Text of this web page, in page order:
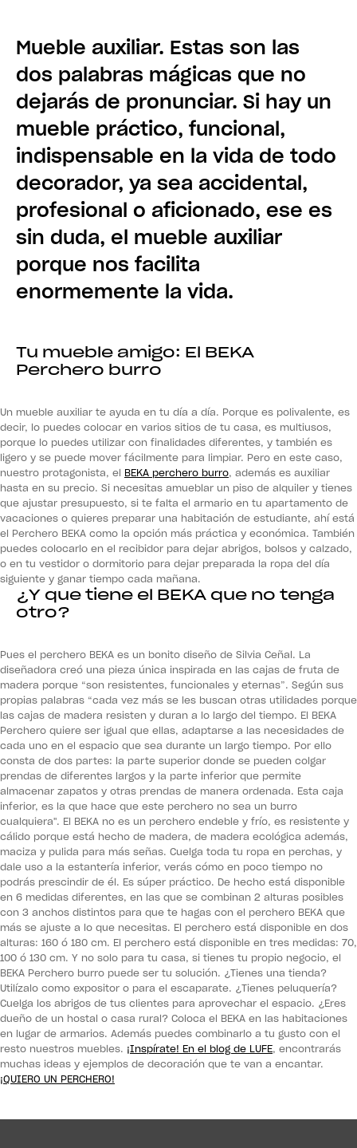
Mueble auxiliar. Estas son las
dos palabras mágicas que no
dejarás de pronunciar. Si hay un
mueble práctico, funcional,
indispensable en la vida de todo
decorador, ya sea accidental,
profesional o aficionado, ese es
sin duda, el mueble auxiliar
porque nos facilita
enormemente la vida.
Tu mueble amigo: El BEKA
Perchero burro
Un mueble auxiliar te ayuda en tu día a día. Porque es polivalente, es
decir, lo puedes colocar en varios sitios de tu casa, es multiusos,
porque lo puedes utilizar con finalidades diferentes, y también es
ligero y se puede mover fácilmente para limpiar. Pero en este caso,
nuestro protagonista, el
BEKA perchero burro, además es auxiliar
hasta en su precio. Si necesitas amueblar un piso de alquiler y tienes
que ajustar presupuesto, si te falta el armario en tu apartamento de
vacaciones o quieres preparar una habitación de estudiante, ahí está
el Perchero BEKA como la opción más práctica y económica. También
puedes colocarlo en el recibidor para dejar abrigos, bolsos y calzado,
o en tu vestidor o dormitorio para dejar preparada la ropa del día
siguiente y ganar tiempo cada mañana.
¿Y que tiene el BEKA que no tenga
otro?
Pues el perchero BEKA es un bonito diseño de Silvia Ceñal. La
diseñadora creó una pieza única inspirada en las cajas de fruta de
madera porque “son resistentes, funcionales y eternas”. Según sus
propias palabras “cada vez más se les buscan otras utilidades porque
las cajas de madera resisten y duran a lo largo del tiempo. El BEKA
Perchero quiere ser igual que ellas, adaptarse a las necesidades de
cada uno en el espacio que sea durante un largo tiempo. Por ello
consta de dos partes: la parte superior donde se pueden colgar
prendas de diferentes largos y la parte inferior que permite
almacenar zapatos y otras prendas de manera ordenada. Esta caja
inferior, es la que hace que este perchero no sea un burro
cualquiera". El BEKA no es un perchero endeble y frío, es resistente y
cálido porque está hecho de madera, de madera ecológica además,
maciza y pulida para más señas. Cuelga toda tu ropa en perchas, y
dale uso a la estantería inferior, verás cómo en poco tiempo no
podrás prescindir de él. Es súper práctico. De hecho está disponible
en 6 medidas diferentes, en las que se combinan 2 alturas posibles
con 3 anchos distintos para que te hagas con el perchero BEKA que
más se ajuste a lo que necesitas. El perchero está disponible en dos
alturas: 160 ó 180 cm. El perchero está disponible en tres medidas: 70,
100 ó 130 cm. Y no solo para tu casa, si tienes tu propio negocio, el
BEKA Perchero burro puede ser tu solución. ¿Tienes una tienda?
Utilízalo como expositor o para el escaparate. ¿Tienes peluquería?
Cuelga los abrigos de tus clientes para aprovechar el espacio. ¿Eres
dueño de un hostal o casa rural? Coloca el BEKA en las habitaciones
en lugar de armarios. Además puedes combinarlo a tu gusto con el
resto nuestros muebles. ¡Inspírate! En el blog de LUFE, encontrarás
muchas ideas y ejemplos de decoración que te van a encantar.
¡QUIERO UN PERCHERO!